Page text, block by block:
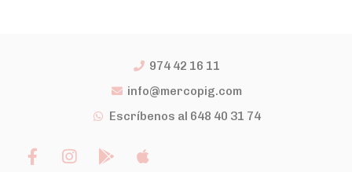
974 42 16 11
info@mercopig.com
Escríbenos al 648 40 31 74